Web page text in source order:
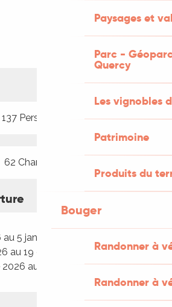
Paysages et
Parc -
Quercy
Les vignobles
Patrimoine
Produits du
Bouger
Randonner à
Randonner à
137 Personne(s)
62 Chambre(s)
5 janvier 2026
au 19 décembre 2026
au 5 janvier 2027